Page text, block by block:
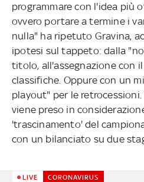
programmare con l'idea più
ovvero portare a termine i
nulla" ha ripetuto Gravina,
ipotesi sul tappeto: dalla
titolo, all'assegnazione con
classifiche. Oppure con un
playout" per le
viene preso in
'trascinamento' del
con un bilanciato su due
LIVE CORONAVIRUS